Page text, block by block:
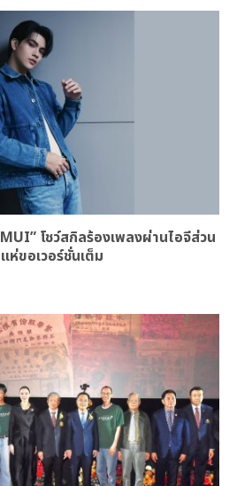
โชว์สกิลร้องเพลงผ่านไอจีส่วน
ห่ขอเวอร์ชั่นเต็ม